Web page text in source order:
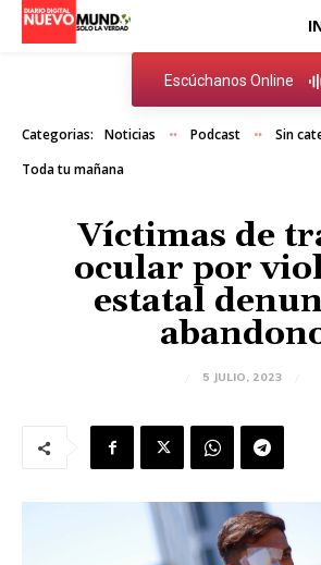
Escúchanos Online
Categorias: Noticias Podcast
Sin
Toda tu mañana
Víctimas de
ocular por
estatal
5 JULIO, 2023